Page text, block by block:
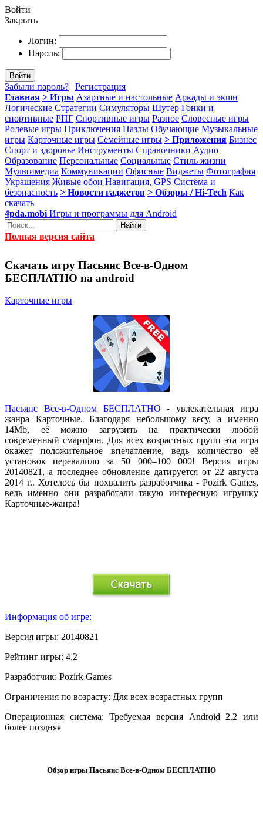
Войти
Закрыть
Логин:
Пароль:
Войти
Забыли пароль? | Регистрация
Главная > Игры Азартные и настольные Аркады и экшн
Логические Стратегии Симуляторы Шутер Гонки и
спортивные РПГ Спортивные игры Разное Словесные игры
Ролевые игры Приключения Пазлы Обучающие Музыкальные
игры Карточные игры Семейные игры > Приложения Бизнес
Спорт и здоровье Инструменты Справочники Аудио
Образование Персональные Социальные Стиль жизни
Мультимедиа Коммуникации Офисные Виджеты Фотография
Украшения Живые обои Навигация, GPS Система и
безопасность > Новости гаджетов > Обзоры / Hi-Tech Как
скачать
4pda.mobi Игры и программы для Android
Найти
Полная версия сайта
Скачать игру Пасьянс Все-в-Одном
БЕСПЛАТНО на android
Карточные игры
Пасьянс Все-в-Одном БЕСПЛАТНО - увлекательная игра
жанра Карточные. Благодаря небольшому весу, а именно
14Mb, её можно загрузить на практически любой
современный смартфон. Для всех возрастных групп эта игра
окажет положительное впечатление, ведь количество её
установок перевалило за 50 000–100 000! Версия игры
20140821, а последнее обновление датируется от 22 августа
2014 г.. Хотелось бы похвалить разработчика - Pozirk Games,
ведь именно они разработали такую интересную игрушку
Карточные-жанра!
Информация об игре:
Версия игры: 20140821
Рейтинг игры: 4,2
Разработчик: Pozirk Games
Ограничения по возрасту: Для всех возрастных групп
Операционная система: Требуемая версия Android 2.2 или
более поздняя
Обзор игры Пасьянс Все-в-Одном БЕСПЛАТНО